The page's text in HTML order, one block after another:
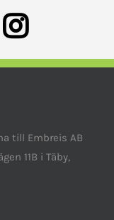
till Embreis AB
11B i Täby,